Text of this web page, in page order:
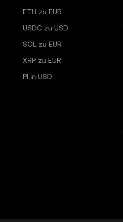
ETH zu EUR
USDC zu USD
SOL zu EUR
XRP zu EUR
PI in USD